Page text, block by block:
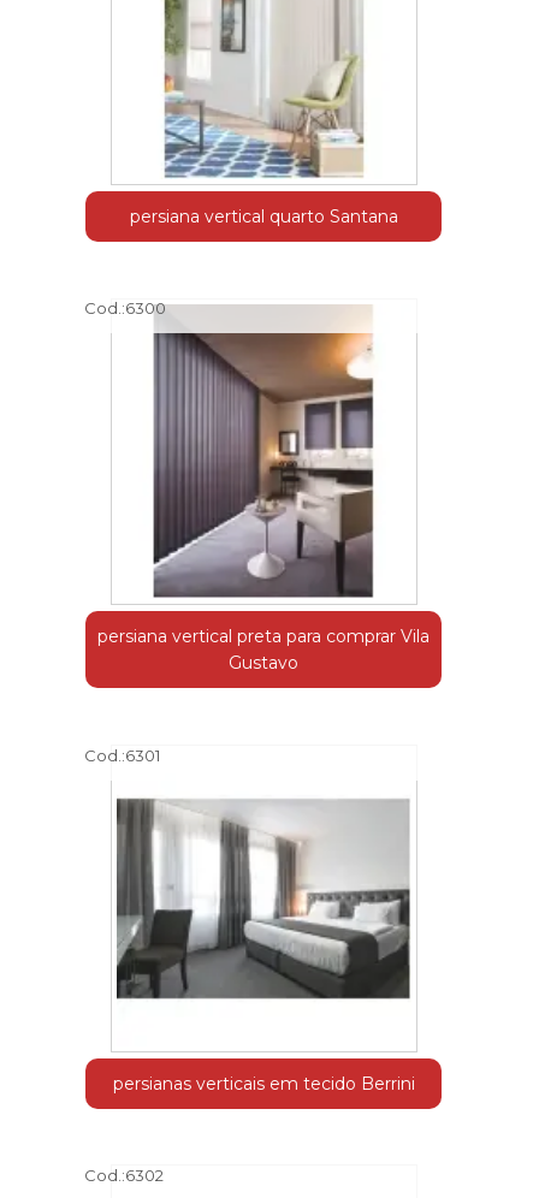
persiana vertical quarto Santana
Cod.:6300
persiana vertical preta para comprar Vila
Gustavo
Cod.:6301
persianas verticais em tecido Berrini
Cod.:6302